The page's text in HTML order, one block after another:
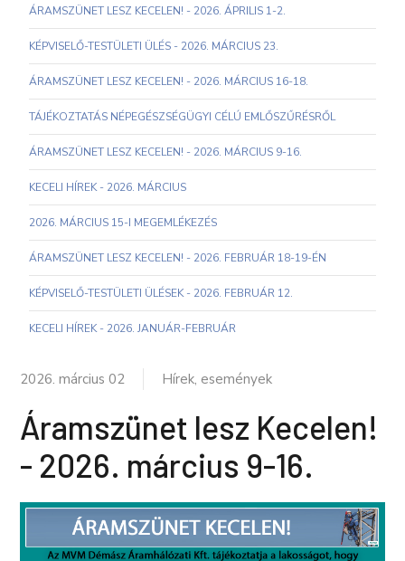
ÁRAMSZÜNET LESZ KECELEN! - 2026. ÁPRILIS 1-2.
KÉPVISELŐ-TESTÜLETI ÜLÉS - 2026. MÁRCIUS 23.
ÁRAMSZÜNET LESZ KECELEN! - 2026. MÁRCIUS 16-18.
TÁJÉKOZTATÁS NÉPEGÉSZSÉGÜGYI CÉLÚ EMLŐSZŰRÉSRŐL
ÁRAMSZÜNET LESZ KECELEN! - 2026. MÁRCIUS 9-16.
KECELI HÍREK - 2026. MÁRCIUS
2026. MÁRCIUS 15-I MEGEMLÉKEZÉS
ÁRAMSZÜNET LESZ KECELEN! - 2026. FEBRUÁR 18-19-ÉN
KÉPVISELŐ-TESTÜLETI ÜLÉSEK - 2026. FEBRUÁR 12.
KECELI HÍREK - 2026. JANUÁR-FEBRUÁR
2026. március 02 Hírek, események
Áramszünet lesz Kecelen!
- 2026. március 9-16.